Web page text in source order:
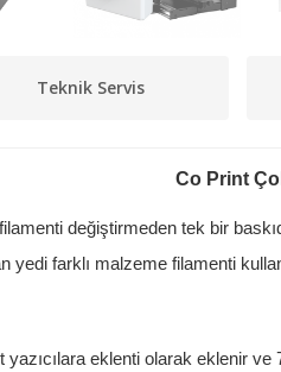
Teknik Servis
Co Print
değiştirmeden tek bir
yedi farklı malzeme filamenti
eklenti olarak eklenir ve